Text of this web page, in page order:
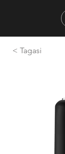
< Tagasi